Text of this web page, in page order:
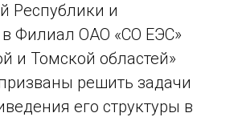
Республики и
в Филиал ОАО «СО ЕЭС»
и Томской областей»
решить задачи
его структуры в